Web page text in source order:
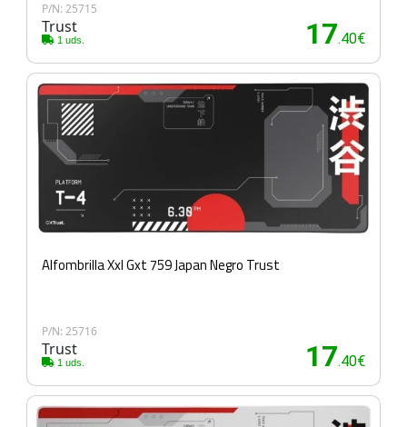
P/N: 25715
Trust
1 uds. 17.40€
Alfombrilla Xxl Gxt 759 Japan Negro Trust
P/N: 25716
Trust
1 uds. 17.40€